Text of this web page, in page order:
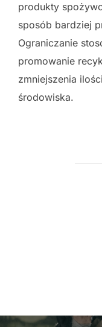
produkty
sposób bardziej
Ograniczanie
promowanie
zmniejszenia
środowiska.